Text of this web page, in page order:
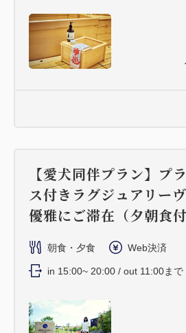
【愛犬同伴プラン】プ
ス付きラグジュアリー
優雅にご滞在（夕朝食付
朝食・夕食 Web決済
in 15:00~ 20:00 / out 11:00まで